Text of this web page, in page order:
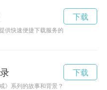
供快速便捷下载服务的应用，让用户
下载
》系列的故事和背景？那就快来探秘
下载